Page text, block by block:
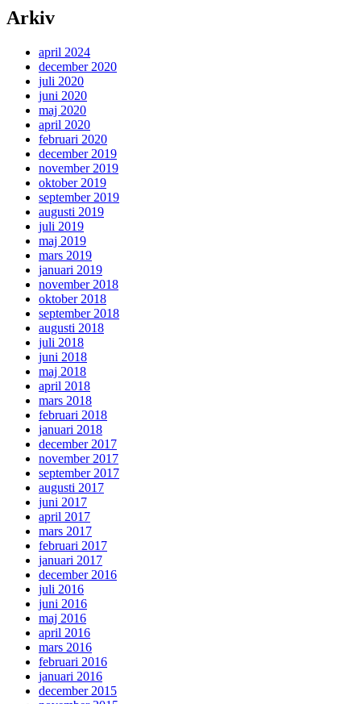
Arkiv
april 2024
december 2020
juli 2020
juni 2020
maj 2020
april 2020
februari 2020
december 2019
november 2019
oktober 2019
september 2019
augusti 2019
juli 2019
maj 2019
mars 2019
januari 2019
november 2018
oktober 2018
september 2018
augusti 2018
juli 2018
juni 2018
maj 2018
april 2018
mars 2018
februari 2018
januari 2018
december 2017
november 2017
september 2017
augusti 2017
juni 2017
april 2017
mars 2017
februari 2017
januari 2017
december 2016
juli 2016
juni 2016
maj 2016
april 2016
mars 2016
februari 2016
januari 2016
december 2015